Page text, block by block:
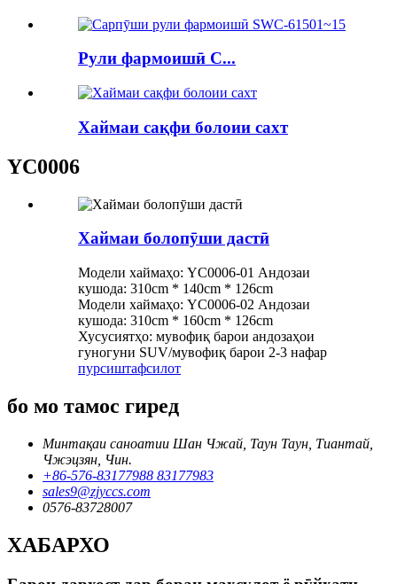
Рули фармоишӣ C...
Хаймаи сақфи болоии сахт
YC0006
Хаймаи болопӯши дастӣ
Модели хаймаҳо: YC0006-01 Андозаи
кушода: 310cm * 140cm * 126cm
Модели хаймаҳо: YC0006-02 Андозаи
кушода: 310cm * 160cm * 126cm
Хусусиятҳо: мувофиқ барои андозаҳои
гуногуни SUV/мувофиқ барои 2-3 нафар
пурсиштафсилот
бо мо тамос гиред
Минтақаи саноатии Шан Чжай, Таун Таун, Тиантай,
Чжэцзян, Чин.
+86-576-83177988 83177983
sales9@zjyccs.com
0576-83728007
ХАБАРХО